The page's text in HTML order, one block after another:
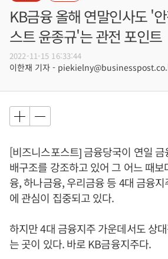
KB금융 올해 연말인사도 '
스트 윤종규'는 관전 포인트
2022-11-15 16:33:44
이한재 기자 -
[비즈니스포스트] 금융당국이 연일
배구조를 강조하고 있어 그 어느 때
융, 하나금융, 우리금융 등 4대 금융
에 관심이 집중되고 있다.
하지만 4대 금융지주 가운데서도 상
는 곳이 있다. 바로 KB금융지주다.